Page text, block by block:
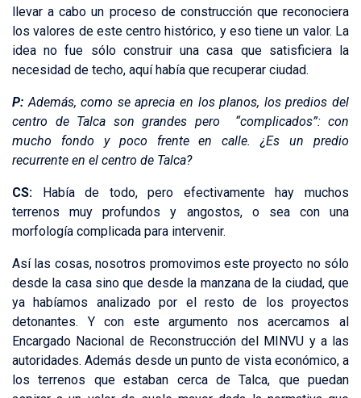
llevar a cabo un proceso de construcción que reconociera
los valores de este centro histórico, y eso tiene un valor. La
idea no fue sólo construir una casa que satisficiera la
necesidad de techo, aquí había que recuperar ciudad.
P: Además, como se aprecia en los planos, los predios del
centro de Talca son grandes pero “complicados”: con
mucho fondo y poco frente en calle. ¿Es un predio
recurrente en el centro de Talca?
CS: Había de todo, pero efectivamente hay muchos
terrenos muy profundos y angostos, o sea con una
morfología complicada para intervenir.
Así las cosas, nosotros promovimos este proyecto no sólo
desde la casa sino que desde la manzana de la ciudad, que
ya habíamos analizado por el resto de los proyectos
detonantes. Y con este argumento nos acercamos al
Encargado Nacional de Reconstrucción del MINVU y a las
autoridades. Además desde un punto de vista económico, a
los terrenos que estaban cerca de Talca, que puedan